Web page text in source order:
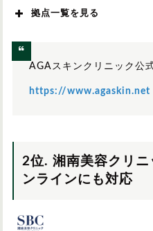
拠点一覧を見る
関東
関西
九州/沖縄
AGAスキンクリニック公
https://www.agaskin.net
2位. 湘南美容クリ
ンラインにも対応